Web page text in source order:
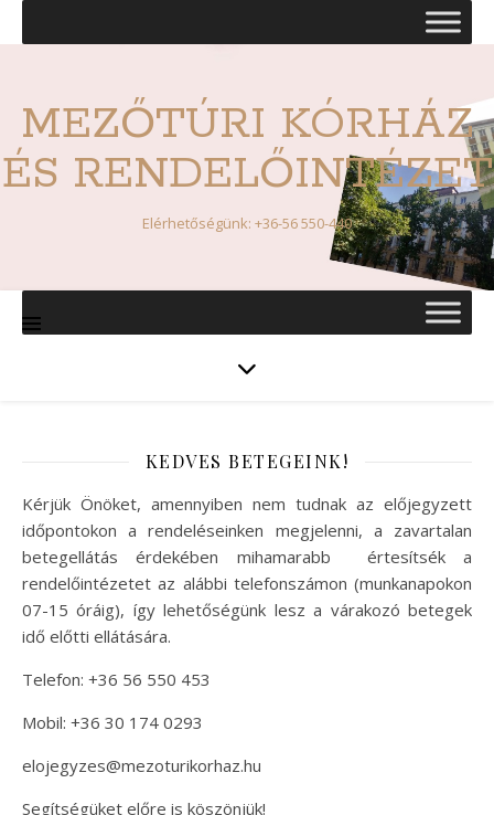
MEZŐTÚRI KÓRHÁZ
ÉS RENDELŐINTÉZET
Elérhetőségünk: +36-56 550-440
KEDVES BETEGEINK!
Kérjük Önöket, amennyiben nem tudnak az előjegyzett
időpontokon a rendeléseinken megjelenni, a zavartalan
betegellátás érdekében mihamarabb értesítsék a
rendelőintézetet az alábbi telefonszámon (munkanapokon
07-15 óráig), így lehetőségünk lesz a várakozó betegek
idő előtti ellátására.
Telefon: +36 56 550 453
Mobil: +36 30 174 0293
elojegyzes@mezoturikorhaz.hu
Segítségüket előre is köszönjük!